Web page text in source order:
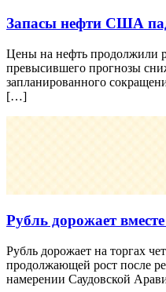
Запасы нефти США
Цены на нефть продолжили
превысившего прогнозы
запланированного
[…]
Рубль дорожает
Рубль дорожает на торгах
продолжающей рост после
намерении Саудовской